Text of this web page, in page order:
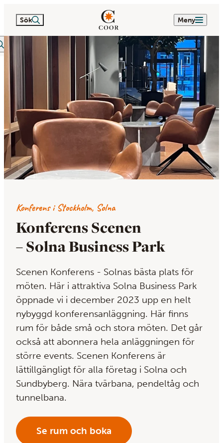
Sök Meny
Konferens i Stockholm, Solna
Konferens Scenen
– Solna Business Park
Scenen Konferens - Solnas bästa plats för
möten. Här i attraktiva Solna Business Park
öppnade vi i december 2023 upp en helt
nybyggd konferensanläggning. Här finns
rum för både små och stora möten. Det går
också att abonnera hela anläggningen för
större events. Scenen Konferens är
lättillgängligt för alla företag i Solna och
Sundbyberg. Nära tvärbana, pendeltåg och
tunnelbana.
Se rum och boka